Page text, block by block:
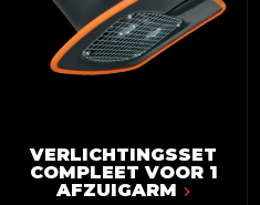
VERLICHTINGSSET
COMPLEET VOOR 1
AFZUIGARM